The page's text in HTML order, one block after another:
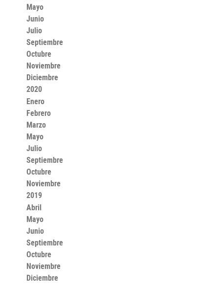
Mayo
Junio
Julio
Septiembre
Octubre
Noviembre
Diciembre
2020
Enero
Febrero
Marzo
Mayo
Julio
Septiembre
Octubre
Noviembre
2019
Abril
Mayo
Junio
Septiembre
Octubre
Noviembre
Diciembre